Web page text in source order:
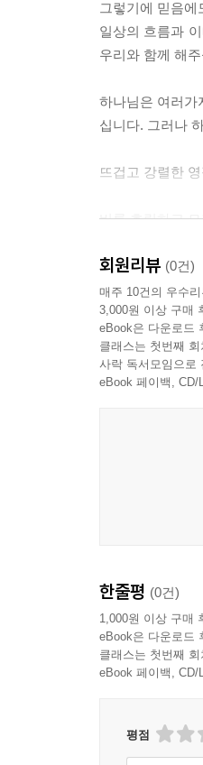
계산하는 마음이
생수의 강 (7:37-
생명수와 빛, 그
하늘과 땅을 잇
거룩한 자유, 그
9장
어두움이 깨닫지
하나님이 하시는
10장
문과 목자 되신
신성의 절정
12장
진정한 예배의
온유한 통치
다시 만나는 두
그렇기에 믿음
일상의 흐름과
우리와 함께 해
하나님은 여러가
십니다. 그러나
뜨겁고 강렬한
비록 흐릿하고
로 내놓았던 답
--- 본문 중에서
회원리뷰 (0건)
매주 10건의 우수
3,000원 이상 구매
eBook은 다운로드
클래스는 첫번째
사락 독서모임으로
eBook 페이백,
한줄평 (0건)
1,000원 이상 구매
eBook은 다운로드
클래스는 첫번째
eBook 페이백,
평점